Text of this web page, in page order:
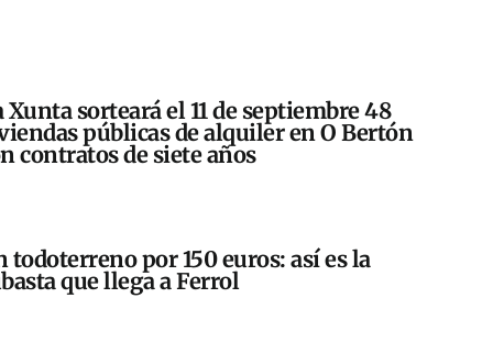
Xunta sorteará el 11 de septiembre 48
públicas de alquiler en O Bertón
contratos de siete años
todoterreno por 150 euros: así es la
que llega a Ferrol